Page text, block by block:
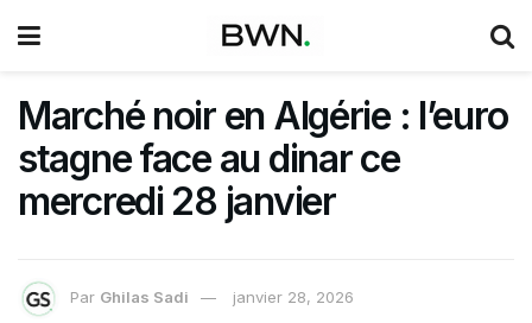
Marché noir en Algérie : l’euro
stagne face au dinar ce
mercredi 28 janvier
Par Ghilas Sadi janvier 28, 2026